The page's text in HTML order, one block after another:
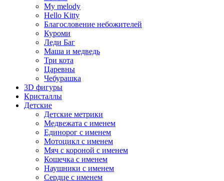
My melody
Hello Kitty
Благословение небожителей
Куроми
Леди Баг
Маша и медведь
Три кота
Царевны
Чебурашка
3D фигуры
Кристаллы
Детские
Детские метрики
Медвежата с именем
Единорог с именем
Мотоцикл с именем
Мяч с короной с именем
Кошечка с именем
Наушники с именем
Сердце с именем